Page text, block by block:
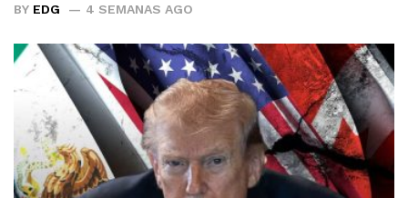
BY EDG 4 SEMANAS AGO